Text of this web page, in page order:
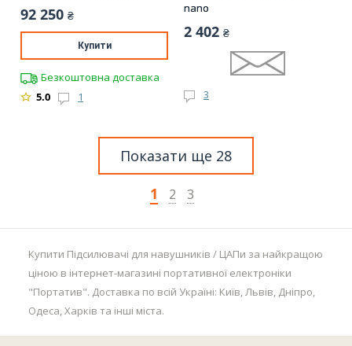
92 250 ₴
Купити
Безкоштовна доставка
5.0
1
nano
2 402 ₴
3
Показати ще 28
1
2 3
Купити Підсилювачі для навушників / ЦАПи за найкращою
ціною в інтернет-магазині портативної електроніки
"Портатив". Доставка по всій Україні: Київ, Львів, Дніпро,
Одеса, Харків та інші міста.